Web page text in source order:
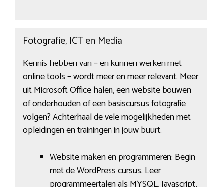
Fotografie, ICT en Media
Kennis hebben van – en kunnen werken met
online tools – wordt meer en meer relevant. Meer
uit Microsoft Office halen, een website bouwen
of onderhouden of een basiscursus fotografie
volgen? Achterhaal de vele mogelijkheden met
opleidingen en trainingen in jouw buurt.
Website maken en programmeren: Begin
met de WordPress cursus. Leer